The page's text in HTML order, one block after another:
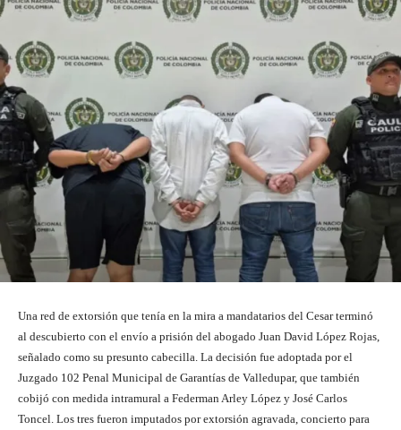
Una red de extorsión que tenía en la mira a mandatarios del Cesar terminó
al descubierto con el envío a prisión del abogado Juan David López Rojas,
señalado como su presunto cabecilla. La decisión fue adoptada por el
Juzgado 102 Penal Municipal de Garantías de Valledupar, que también
cobijó con medida intramural a Federman Arley López y José Carlos
Toncel. Los tres fueron imputados por extorsión agravada, concierto para